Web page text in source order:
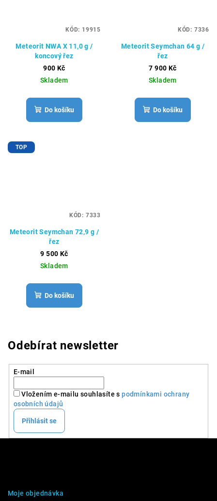
Meteorit NWA X 11,0 g /
koncový řez
900 Kč
Skladem
Do košíku
KÓD: 19915
Meteorit Seymchan 64 g /
řez
7 900 Kč
Skladem
Do košíku
KÓD: 7336
TOP
Meteorit Seymchan 72,9 g /
řez
9 500 Kč
Skladem
Do košíku
KÓD: 7333
Odebírat newsletter
E-mail
Vložením e-mailu souhlasíte spodmínkami ochrany
osobních údajů
Přihlásit se
Moje objednávka